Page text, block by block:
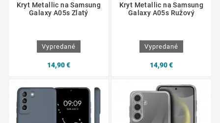
Kryt Metallic na Samsung
Galaxy A05s Zlatý
Vypredané
14,90 €
Kryt Metallic na Samsung
Galaxy A05s Ružový
Vypredané
14,90 €